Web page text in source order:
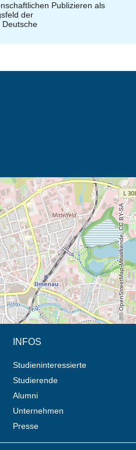
Publizieren als
der
Deutsche
neuem Tab (Karte)
© OpenStreetMap-Mitwirkende, CC BY-SA
INFOS
Studieninteressierte
Studierende
Alumni
Unternehmen
Presse